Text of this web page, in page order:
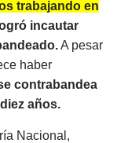
trabajando en
incautar
A pesar
haber
contrabandea
años.
Nacional,